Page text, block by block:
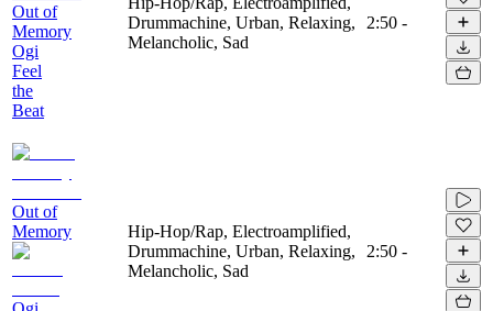
Out of
Memory
Ogi
Feel
the
Beat
Drummachine, Urban, Relaxing,
Melancholic, Sad
2:50 -
Out of
Memory
Hip-Hop/Rap, Electroamplified,
Drummachine, Urban, Relaxing,
Melancholic, Sad
2:50 -